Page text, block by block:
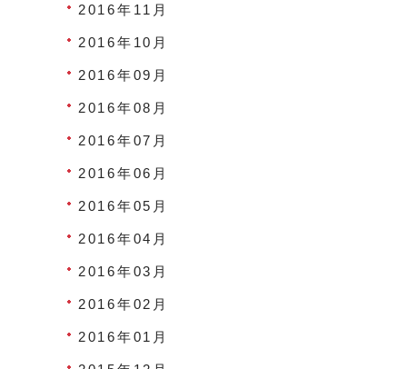
2016年11月
2016年10月
2016年09月
2016年08月
2016年07月
2016年06月
2016年05月
2016年04月
2016年03月
2016年02月
2016年01月